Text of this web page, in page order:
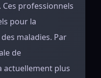
professionnels
pour la
maladies. Par
de
actuellement plus